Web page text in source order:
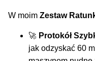
W moimZestaw
🚀 Protokół
jak odzyskać 60